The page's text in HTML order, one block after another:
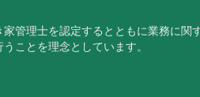
管理士を認定するとともに業務に関
ことを理念としています。